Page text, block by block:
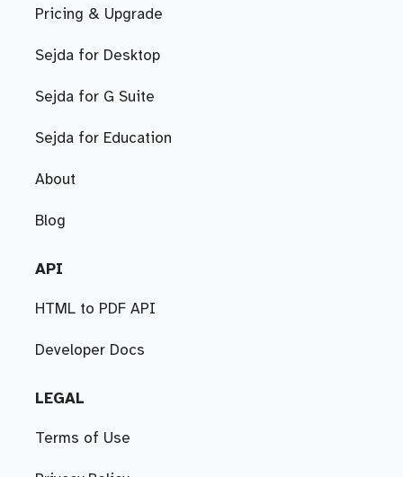
Pricing & Upgrade
Sejda for Desktop
Sejda for G Suite
Sejda for Education
About
Blog
API
HTML to PDF API
Developer Docs
LEGAL
Terms of Use